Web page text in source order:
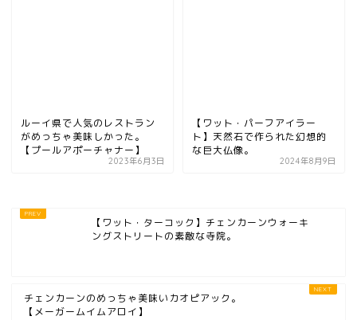
ルーイ県で人気のレストラン
がめっちゃ美味しかった。
【プールアポーチャナー】
2023年6月3日
【ワット・パーフアイラー
ト】天然石で作られた幻想的
な巨大仏像。
2024年8月9日
【ワット・ターコック】チェンカーンウォーキ
ングストリートの素敵な寺院。
チェンカーンのめっちゃ美味いカオピアック。
【メーガームイムアロイ】